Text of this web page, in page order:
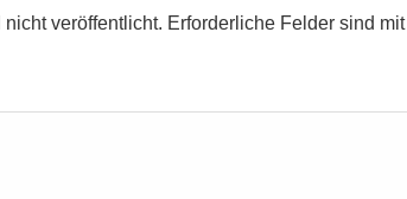
nicht veröffentlicht. Erforderliche Felder sind mit